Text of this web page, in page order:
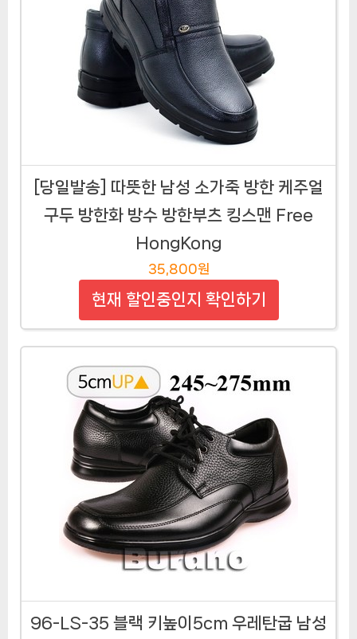
[당일발송] 따뜻한 남성 소가죽 방한 케주얼
구두 방한화 방수 방한부츠 킹스맨 Free
HongKong
35,800원
현재 할인중인지 확인하기
96-LS-35 블랙 키높이5cm 우레탄굽 남성